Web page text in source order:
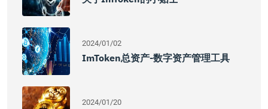
2024/01/02
ImToken总资产-数字资产管理工具
2024/01/20